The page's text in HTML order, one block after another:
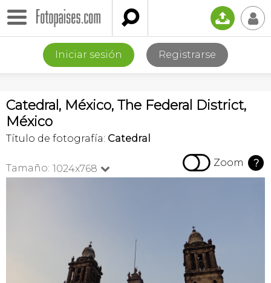
 📤 👤
Iniciar sesión Registrarse
Catedral, México, The Federal District,
México
Título de fotografía: Catedral
Tamaño: 1024x768   Zoom ?